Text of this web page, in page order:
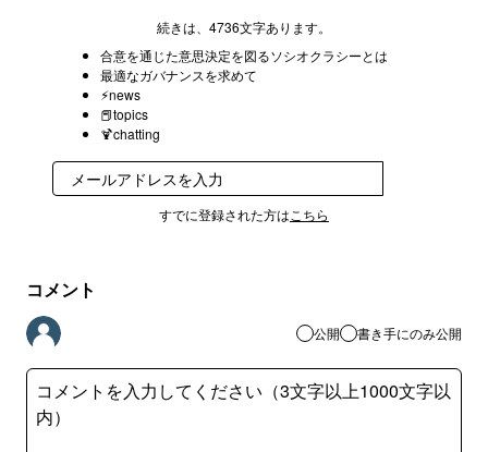
続きは、4736文字あります。
合意を通じた意思決定を図るソシオクラシーとは
最適なガバナンスを求めて
⚡︎news
📕topics
🍹chatting
すでに登録された方は こちら
コメント
公開 書き手にのみ公開